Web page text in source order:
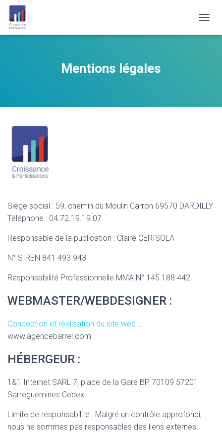
U
G
Mentions légales
Siège social : 59, chemin du Moulin Carron 69570 DARDILLY
Téléphone : 04.72.19.19.07
Responsable de la publication : Claire CERISOLA
N° SIREN 841 493 943
Responsabilité Professionnelle MMA N° 145 188 442
WEBMASTER/WEBDESIGNER :
Conception et réalisation du site web …
www.agencebarrel.com
HÉBERGEUR :
1&1 Internet SARL 7, place de la Gare BP 70109 57201
Sarreguemines Cedex
Limite de responsabilité : Malgré un contrôle approfondi,
nous ne sommes pas responsables des liens externes.